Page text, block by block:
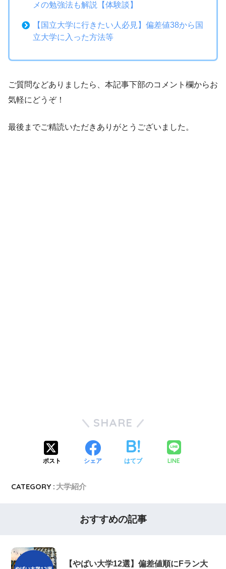
メの勉強法も解説【体験談】
【国立大学に行きたい人必見】偏差値38から国
立大学に入った方法等
ご質問などありましたら、本記事下部のコメント欄からお
気軽にどうぞ！
最後までご精読いただきありがとうございました。
SHARE
ポスト シェア はてブ LINE
CATEGORY : 大学紹介
おすすめの記事
【やばい大学12選】偏差値順にFラン大